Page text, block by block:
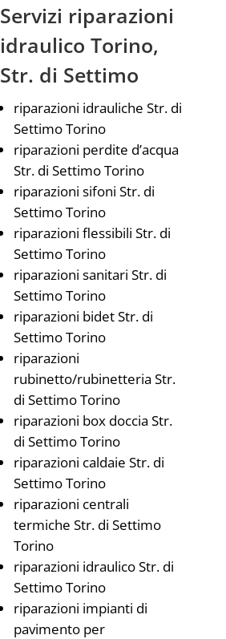
Servizi riparazioni
idraulico Torino,
Str. di Settimo
riparazioni idrauliche Str. di
Settimo Torino
riparazioni perdite d’acqua
Str. di Settimo Torino
riparazioni sifoni Str. di
Settimo Torino
riparazioni flessibili Str. di
Settimo Torino
riparazioni sanitari Str. di
Settimo Torino
riparazioni bidet Str. di
Settimo Torino
riparazioni
rubinetto/rubinetteria Str.
di Settimo Torino
riparazioni box doccia Str.
di Settimo Torino
riparazioni caldaie Str. di
Settimo Torino
riparazioni centrali
termiche Str. di Settimo
Torino
riparazioni idraulico Str. di
Settimo Torino
riparazioni impianti di
pavimento per